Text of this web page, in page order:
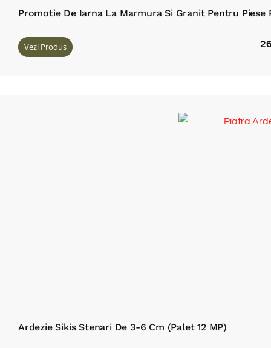
Promotie De Iarna La Marmura Si Granit Pentru Piese
Vezi Produs
Ardezie Sikis Stenari De 3-6 Cm (Palet 12 MP)